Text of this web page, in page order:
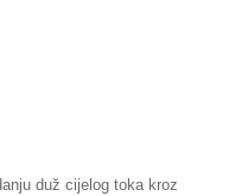
duž cijelog toka kroz